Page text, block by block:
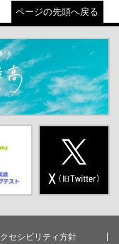
ページの先頭へ戻る
す）
グテ
ウイ
開き
（別ウインド
ウが開きま
す）
セシビリティ方針